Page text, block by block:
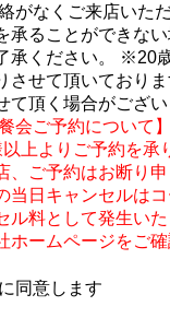
がなくご来店いた
承ることができな
承ください。 ※20
させて頂いており
て頂く場合がござい
会ご予約について
以上よりご予約を
、ご予約はお断り
当日キャンセルは
ル料として発生い
ホームページをご確
同意します